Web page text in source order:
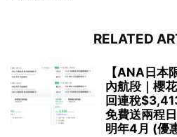
RELATED
【ANA日本
內航段｜櫻
回連稅
免費送兩程
明年4月 (優